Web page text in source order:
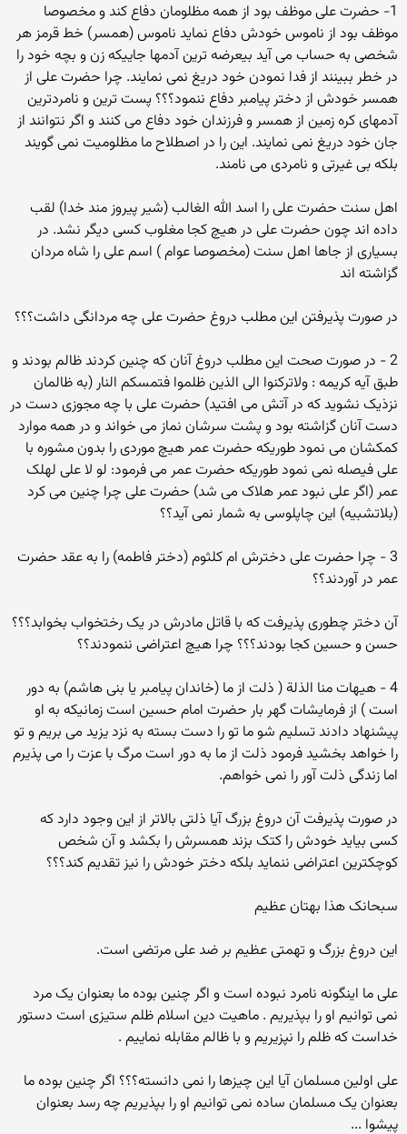
1- حضرت علی موظف بود از همه مظلومان دفاع کند و مخصوصا
موظف بود از ناموس خودش دفاع نماید ناموس (همسر) خط قرمز هر
شخصی به حساب می آید بیعرضه ترین آدمها جاییکه زن و بچه خود را
در خطر ببینند از فدا نمودن خود دریغ نمی نمایند. چرا حضرت علی از
همسر خودش از دختر پیامبر دفاع ننمود؟؟؟ پست ترین و نامردترین
آدمهای کره زمین از همسر و فرزندان خود دفاع می کنند و اگر نتوانند از
جان خود دریغ نمی نمایند. این را در اصطلاح ما مظلومیت نمی گویند
بلکه بی غیرتی و نامردی می نامند.
اهل سنت حضرت علی را اسد الله الغالب (شیر پیروز مند خدا) لقب
داده اند چون حضرت علی در هیچ کجا مغلوب کسی دیگر نشد. در
بسیاری از جاها اهل سنت (مخصوصا عوام ) اسم علی را شاه مردان
گزاشته اند
در صورت پذیرفتن این مطلب دروغ حضرت علی چه مردانگی داشت؟؟؟
2 - در صورت صحت این مطلب دروغ آنان که چنین کردند ظالم بودند و
طبق آیه کریمه : ولاترکنوا الی الذین ظلموا فتمسکم النار (به ظالمان
نزذیک نشوید که در آتش می افتید) حضرت علی با چه مجوزی دست در
دست آنان گزاشته بود و پشت سرشان نماز می خواند و در همه موارد
کمکشان می نمود طوریکه حضرت عمر هیچ موردی را بدون مشوره با
علی فیصله نمی نمود طوریکه حضرت عمر می فرمود: لو لا علی لهلک
عمر (اگر علی نبود عمر هلاک می شد) حضرت علی چرا چنین می کرد
(بلاتشبیه) این چاپلوسی به شمار نمی آید؟؟
3 - چرا حضرت علی دخترش ام کلثوم (دختر فاطمه) را به عقد حضرت
عمر در آوردند؟؟
آن دختر چطوری پذیرفت که با قاتل مادرش در یک رختخواب بخوابد؟؟؟
حسن و حسین کجا بودند؟؟؟ چرا هیچ اعتراضی ننمودند؟؟
4 - هیهات منا الذلة ( ذلت از ما (خاندان پیامبر یا بنی هاشم) به دور
است ) از فرمایشات گهر بار حضرت امام حسین است زمانیکه به او
پیشنهاد دادند تسلیم شو ما تو را دست بسته به نزد یزید می بریم و تو
را خواهد بخشید فرمود ذلت از ما به دور است مرگ با عزت را می پذیرم
اما زندگی ذلت آور را نمی خواهم.
در صورت پذیرفت آن دروغ بزرگ آیا ذلتی بالاتر از این وجود دارد که
کسی بیاید خودش را کتک بزند همسرش را بکشد و آن شخص
کوچکترین اعتراضی ننماید بلکه دختر خودش را نیز تقدیم کند؟؟؟
سبحانک هذا بهتان عظیم
این دروغ بزرگ و تهمتی عظیم بر ضد علی مرتضی است.
علی ما اینگونه نامرد نبوده است و اگر چنین بوده ما بعنوان یک مرد
نمی توانیم او را بپذیریم . ماهیت دین اسلام ظلم ستیزی است دستور
خداست که ظلم را نپزیریم و با ظالم مقابله نماییم .
علی اولین مسلمان آیا این چیزها را نمی دانسته؟؟؟ اگر چنین بوده ما
بعنوان یک مسلمان ساده نمی توانیم او را بپذیریم چه رسد بعنوان
پیشوا ...